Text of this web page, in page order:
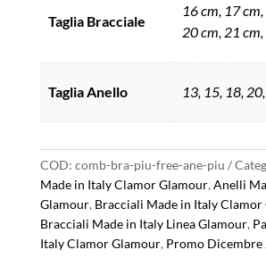
quantità
Taglia Bracciale
16 cm, 17
20 cm, 21
Taglia Anello 13, 15, 18,
COD: comb-bra-piu-free-ane-piu
Made in Italy Clamor Glamour, Anelli
Glamour, Bracciali Made in Italy Clamor
Bracciali Made in Italy Linea Glamour,
Italy Clamor Glamour, Promo Dicembre